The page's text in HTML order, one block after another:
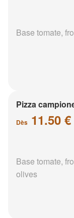
Base tomate,
Pizza
Dès 11.50 €
Base tomate,
olives